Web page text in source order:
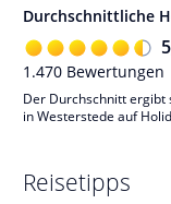
Durchschnittliche
1.470 Bewertungen
Der Durchschnitt ergibt
in Westerstede auf
Reisetipps